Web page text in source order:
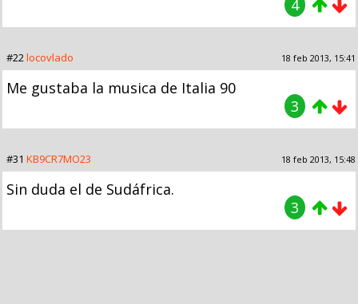
4
#22locovlado 18 feb 2013, 15:41
Me gustaba la musica de Italia 90
3
#31 KB9CR7MO23 18 feb 2013, 15:48
Sin duda el de Sudáfrica.
3